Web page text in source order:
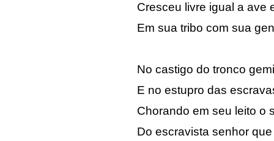
Cresceu livre igual a ave
Em sua tribo com sua
No castigo do tronco
E no estupro das
Chorando em seu leito o
Do escravista senhor